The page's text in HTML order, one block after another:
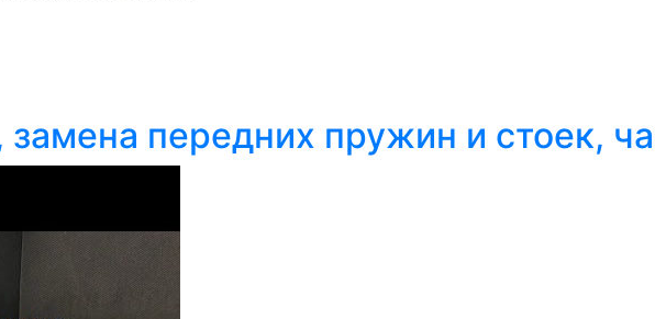
передних пружин и стоек,